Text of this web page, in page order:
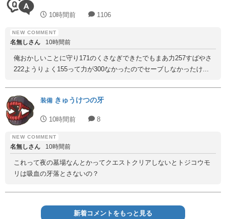
10時間前 1106
名無しさん 10時間前
俺おかしいことに守り171のくさなぎできたでもまあ力257すばやさ
222ようりょく155って力が300なかったのでセーブしなかったけ...
装備 きゅうけつの牙
10時間前 8
名無しさん 10時間前
これって夜の墓場なんとかってクエストクリアしないとトジコウモ
リは吸血の牙落とさないの？
新着コメントをもっと見る